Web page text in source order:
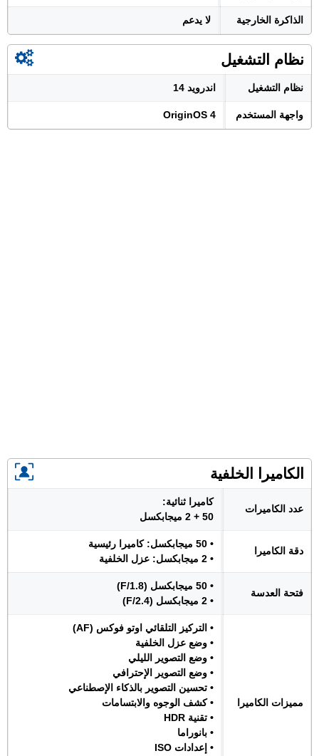
الذاكرة الخارجية لا يدعم
نظام التشغيل
نظام التشغيل اندرويد 14
واجهة المستخدم OriginOS 4
الكاميرا الخلفية
عدد الكاميرات
كاميرا ثنائية:
50 + 2 ميجابكسل
دقة الكاميرا
• 50 ميجابكسل: كاميرا رئيسية
• 2 ميجابكسل: عزل الخلفية
فتحة العدسة
• 50 ميجابكسل (F/1.8)
• 2 ميجابكسل (F/2.4)
مميزات الكاميرا
• التركيز التلقائي اوتو فوكس (AF)
• وضع عزل الخلفية
• وضع التصوير الليلي
• وضع التصوير الإحترافي
• تحسين التصوير بالذكاء الإصطناعي
• كشف الوجوه والابتسامات
• تقنية HDR
• بانوراما
• إعدادات ISO